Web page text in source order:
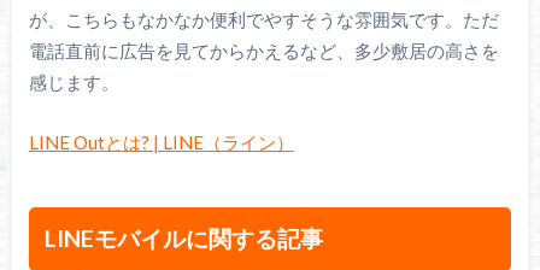
が、こちらもなかなか便利でやすそうな雰囲気です。ただ
電話直前に広告を見てからかえるなど、多少敷居の高さを
感じます。
LINE Outとは? | LINE（ライン）
LINEモバイルに関する記事